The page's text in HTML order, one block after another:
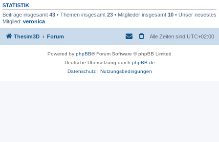
STATISTIK
Beiträge insgesamt 43 • Themen insgesamt 23 • Mitglieder insgesamt 10 • Unser neuestes
Mitglied: veronica
Thesim3D Forum Alle Zeiten sind UTC+02:00
Powered by phpBB® Forum Software © phpBB Limited
Deutsche Übersetzung durch phpBB.de
Datenschutz| Nutzungsbedingungen